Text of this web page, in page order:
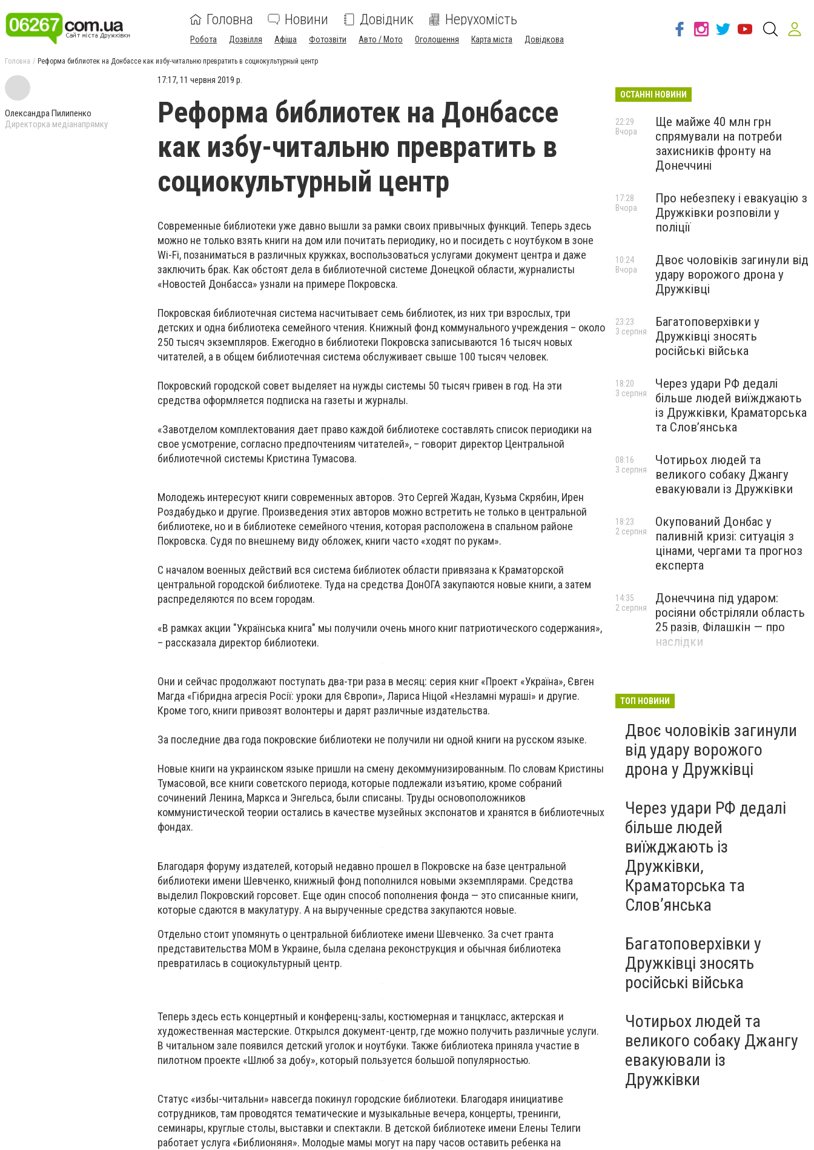
Головна Новини Довідник Нерухомість
Робота Дозвілля Афіша Фотозвіти Авто / Мото Оголошення Карта міста Довідкова
Головна Реформа библиотек на Донбассе как избу-читальню превратить в социокультурный центр
Олександра Пилипенко
Директорка медіанапрямку
17:17, 11 червня 2019 р.
Реформа библиотек на Донбассе
как избу-читальню превратить в
социокультурный центр
Современные библиотеки уже давно вышли за рамки своих привычных функций. Теперь здесь
можно не только взять книги на дом или почитать периодику, но и посидеть с ноутбуком в зоне
Wi-Fi, позаниматься в различных кружках, воспользоваться услугами документ центра и даже
заключить брак. Как обстоят дела в библиотечной системе Донецкой области, журналисты
«Новостей Донбасса» узнали на примере Покровска.
Покровская библиотечная система насчитывает семь библиотек, из них три взрослых, три
детских и одна библиотека семейного чтения. Книжный фонд коммунального учреждения – около
250 тысяч экземпляров. Ежегодно в библиотеки Покровска записываются 16 тысяч новых
читателей, а в общем библиотечная система обслуживает свыше 100 тысяч человек.
Покровский городской совет выделяет на нужды системы 50 тысяч гривен в год. На эти
средства оформляется подписка на газеты и журналы.
«Завотделом комплектования дает право каждой библиотеке составлять список периодики на
свое усмотрение, согласно предпочтениям читателей», – говорит директор Центральной
библиотечной системы Кристина Тумасова.
Молодежь интересуют книги современных авторов. Это Сергей Жадан, Кузьма Скрябин, Ирен
Роздабудько и другие. Произведения этих авторов можно встретить не только в центральной
библиотеке, но и в библиотеке семейного чтения, которая расположена в спальном районе
Покровска. Судя по внешнему виду обложек, книги часто «ходят по рукам».
С началом военных действий вся система библиотек области привязана к Краматорской
центральной городской библиотеке. Туда на средства ДонОГА закупаются новые книги, а затем
распределяются по всем городам.
«В рамках акции "Українська книга" мы получили очень много книг патриотического содержания»,
– рассказала директор библиотеки.
Они и сейчас продолжают поступать два-три раза в месяц: серия книг «Проект «Україна», Євген
Магда «Гібридна агресія Росії: уроки для Європи», Лариса Ніцой «Незламні мураші» и другие.
Кроме того, книги привозят волонтеры и дарят различные издательства.
За последние два года покровские библиотеки не получили ни одной книги на русском языке.
Новые книги на украинском языке пришли на смену декоммунизированным. По словам Кристины
Тумасовой, все книги советского периода, которые подлежали изъятию, кроме собраний
сочинений Ленина, Маркса и Энгельса, были списаны. Труды основоположников
коммунистической теории остались в качестве музейных экспонатов и хранятся в библиотечных
фондах.
Благодаря форуму издателей, который недавно прошел в Покровске на базе центральной
библиотеки имени Шевченко, книжный фонд пополнился новыми экземплярами. Средства
выделил Покровский горсовет. Еще один способ пополнения фонда — это списанные книги,
которые сдаются в макулатуру. А на вырученные средства закупаются новые.
Отдельно стоит упомянуть о центральной библиотеке имени Шевченко. За счет гранта
представительства МОМ в Украине, была сделана реконструкция и обычная библиотека
превратилась в социокультурный центр.
Теперь здесь есть концертный и конференц-залы, костюмерная и танцкласс, актерская и
художественная мастерские. Открылся документ-центр, где можно получить различные услуги.
В читальном зале появился детский уголок и ноутбуки. Также библиотека приняла участие в
пилотном проекте «Шлюб за добу», который пользуется большой популярностью.
Статус «избы-читальни» навсегда покинул городские библиотеки. Благодаря инициативе
сотрудников, там проводятся тематические и музыкальные вечера, концерты, тренинги,
семинары, круглые столы, выставки и спектакли. В детской библиотеке имени Елены Телиги
работает услуга «Библионяня». Молодые мамы могут на пару часов оставить ребенка на
ОСТАННІ НОВИНИ
Ще майже 40 млн грн
спрямували на потреби
захисників фронту на
Донеччині
22:29
Вчора
Про небезпеку і евакуацію з
Дружківки розповіли у
поліції
17:28
Вчора
Двоє чоловіків загинули від
удару ворожого дрона у
Дружківці
10:24
Вчора
Багатоповерхівки у
Дружківці зносять
російські війська
23:23
3 серпня
Через удари РФ дедалі
більше людей виїжджають
із Дружківки, Краматорська
та Слов’янська
18:20
3 серпня
Чотирьох людей та
великого собаку Джангу
евакуювали із Дружківки
08:16
3 серпня
Окупований Донбас у
паливній кризі: ситуація з
цінами, чергами та прогноз
експерта
18:23
2 серпня
Донеччина під ударом:
росіяни обстріляли область
25 разів, Філашкін — про
наслідки
14:35
2 серпня
ТОП НОВИНИ
Двоє чоловіків загинули
від удару ворожого
дрона у Дружківці
Через удари РФ дедалі
більше людей
виїжджають із
Дружківки,
Краматорська та
Слов’янська
Багатоповерхівки у
Дружківці зносять
російські війська
Чотирьох людей та
великого собаку Джангу
евакуювали із
Дружківки